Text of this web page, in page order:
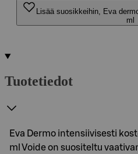
Lisää suosikkeihin, Eva
ml
Tuotetiedot
Eva Dermo intensiivisesti
ml Voide on suositeltu